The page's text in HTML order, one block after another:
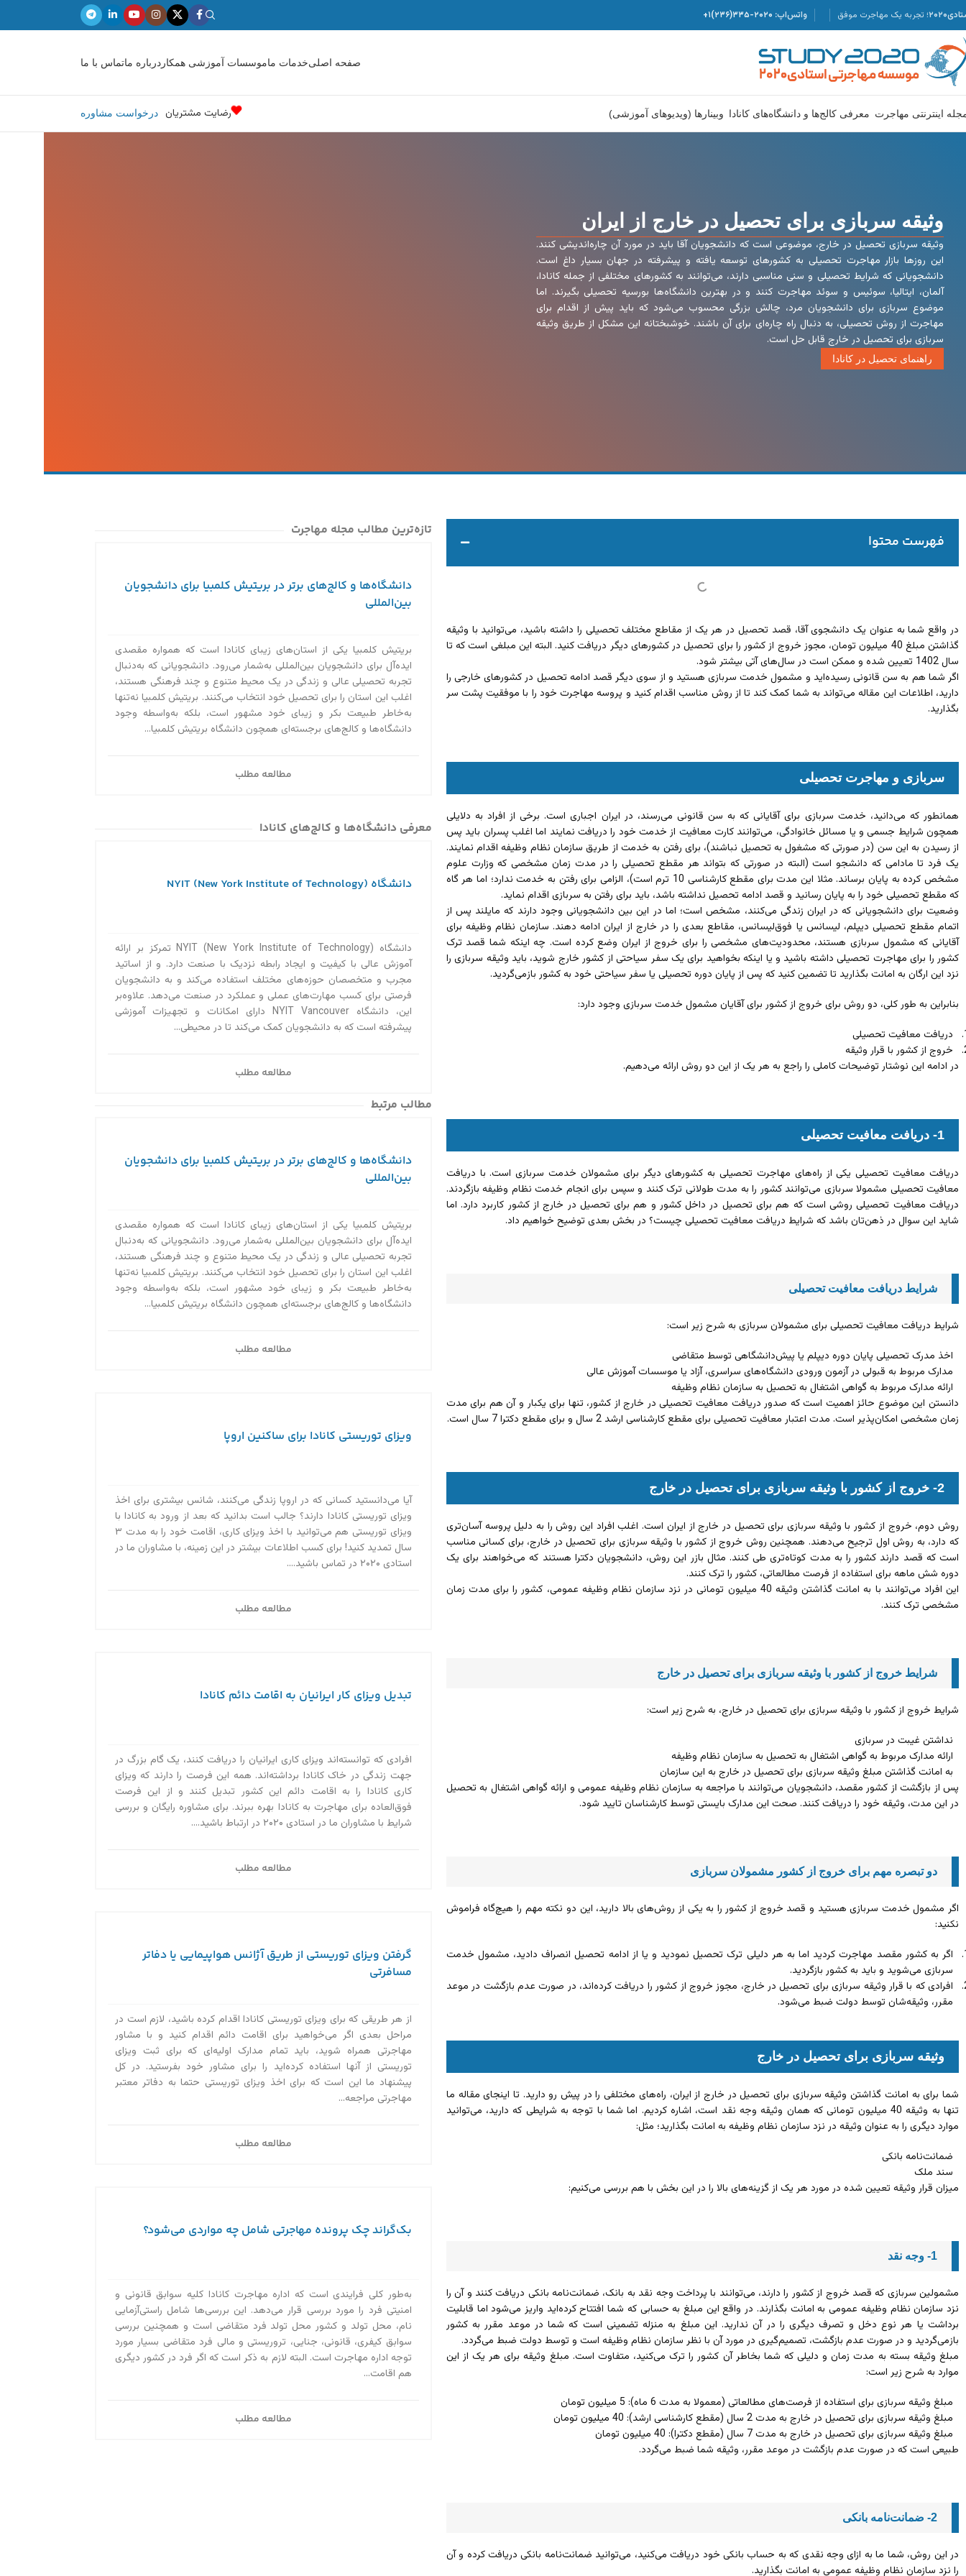
تجربه یک مهاجرت موفق واتس‌اپ: ۲۰۲۰-۳۳۵(۲۳۶)۱+
صفحه اصلیخدمات ماموسسات آموزشی همکار درباره ماتماس با ما
اینترنتی مهاجرت معرفی کالج‌ها و دانشگاه‌های کانادا وبینارها (ویدیوهای آموزشی) رضایت مشتریان درخواست مشاوره
وثیقه سربازی برای تحصیل در خارج از ایران
وثیقه سربازی تحصیل در خارج، موضوعی است که دانشجویان آقا باید در مورد آن چاره‌اندیشی کنند.
این روزها بازار مهاجرت تحصیلی به کشورهای توسعه یافته و پیشرفته در جهان بسیار داغ است.
دانشجویانی که شرایط تحصیلی و سنی مناسبی دارند، می‌توانند به کشورهای مختلفی از جمله کانادا،
آلمان، ایتالیا، سوئیس و سوئد مهاجرت کنند و در بهترین دانشگاه‌ها بورسیه تحصیلی بگیرند. اما
موضوع سربازی برای دانشجویان مرد، چالش بزرگی محسوب می‌شود که باید پیش از اقدام برای
مهاجرت از روش تحصیلی، به دنبال راه چاره‌ای برای آن باشند. خوشبختانه این مشکل از طریق وثیقه
سربازی برای تحصیل در خارج قابل حل است.
راهنمای تحصیل در کانادا
فهرست محتوا
در واقع شما به عنوان یک دانشجوی آقا، قصد تحصیل در هر یک از مقاطع مختلف تحصیلی را داشته باشید، می‌توانید با وثیقه
گذاشتن مبلغ 40 میلیون تومان، مجوز خروج از کشور را برای تحصیل در کشورهای دیگر دریافت کنید. البته این مبلغی است که تا
سال 1402 تعیین شده و ممکن است در سال‌های آتی بیشتر شود.
اگر شما هم به سن قانونی رسیده‌اید و مشمول خدمت سربازی هستید و از سوی دیگر قصد ادامه تحصیل در کشورهای خارجی را
دارید، اطلاعات این مقاله می‌تواند به شما کمک کند تا از روش مناسب اقدام کنید و پروسه مهاجرت خود را با موفقیت پشت سر
بگذارید.
سربازی و مهاجرت تحصیلی
همانطور که می‌دانید، خدمت سربازی برای آقایانی که به سن قانونی می‌رسند، در ایران اجباری است. برخی از افراد به دلایلی
همچون شرایط جسمی و یا مسائل خانوادگی، می‌توانند کارت معافیت از خدمت خود را دریافت نمایند اما اغلب پسران باید پس
از رسیدن به این سن (در صورتی که مشغول به تحصیل نباشند)، برای رفتن به خدمت از طریق سازمان نظام وظیفه اقدام نمایند.
یک فرد تا مادامی که دانشجو است (البته در صورتی که بتواند هر مقطع تحصیلی را در مدت زمان مشخصی که وزارت علوم
مشخص کرده به پایان برساند. مثلا این مدت برای مقطع کارشناسی 10 ترم است)، الزامی برای رفتن به خدمت ندارد؛ اما هر گاه
که مقطع تحصیلی خود را به پایان رسانید و قصد ادامه تحصیل نداشته باشد، باید برای رفتن به سربازی اقدام نماید.
وضعیت برای دانشجویانی که در ایران زندگی می‌کنند، مشخص است؛ اما در این بین دانشجویانی وجود دارند که مایلند پس از
اتمام مقطع تحصیلی دیپلم، لیسانس یا فوق‌لیسانس، مقاطع بعدی را در خارج از ایران ادامه دهند. سازمان نظام وظیفه برای
آقایانی که مشمول سربازی هستند، محدودیت‌های مشخصی را برای خروج از ایران وضع کرده است. چه اینکه شما قصد ترک
کشور را برای مهاجرت تحصیلی داشته باشید و یا اینکه بخواهید برای یک سفر سیاحتی از کشور خارج شوید، باید وثیقه سربازی را
نزد این ارگان به امانت بگذارید تا تضمین کنید که پس از پایان دوره تحصیلی یا سفر سیاحتی خود به کشور باز‌می‌گردید.
بنابراین به طور کلی، دو روش برای خروج از کشور برای آقایان مشمول خدمت سربازی وجود دارد:
دریافت معافیت تحصیلی
خروج از کشور با قرار وثیقه
در ادامه این نوشتار توضیحات کاملی را راجع به هر یک از این دو روش ارائه می‌دهیم.
1- دریافت معافیت تحصیلی
دریافت معافیت تحصیلی یکی از راه‌های مهاجرت تحصیلی به کشورهای دیگر برای مشمولان خدمت سربازی است. با دریافت
معافیت تحصیلی مشمولا سربازی می‌توانند کشور را به مدت طولانی ترک کنند و سپس برای انجام خدمت نظام وظیفه بازگردند.
دریافت معافیت تحصیلی روشی است که هم برای تحصیل در داخل کشور و هم برای تحصیل در خارج از کشور کاربرد دارد. اما
شاید این سوال در ذهن‌تان باشد که شرایط دریافت معافیت تحصیلی چیست؟ در بخش بعدی توضیح خواهیم داد.
شرایط دریافت معافیت تحصیلی
شرایط دریافت معافیت تحصیلی برای مشمولان سربازی به شرح زیر است:
اخذ مدرک تحصیلی پایان دوره دیپلم یا پیش‌دانشگاهی توسط متقاضی
مدارک مربوط به قبولی در آزمون ورودی دانشگاه‌های سراسری، آزاد یا موسسات آموزش عالی
ارائه مدارک مربوط به گواهی اشتغال به تحصیل به سازمان نظام وظیفه
دانستن این موضوع حائز اهمیت است که صدور دریافت معافیت تحصیلی در خارج از کشور، تنها برای یکبار و آن هم برای مدت
زمان مشخصی امکان‌پذیر است. مدت اعتبار معافیت تحصیلی برای مقطع کارشناسی ارشد 2 سال و برای مقطع دکترا 7 سال است.
2- خروج از کشور با وثیقه سربازی برای تحصیل در خارج
روش دوم، خروج از کشور با وثیقه سربازی برای تحصیل در خارج از ایران است. اغلب افراد این روش را به دلیل پروسه آسان‌تری
که دارد، به روش اول ترجیح می‌دهند. همچنین روش خروج از کشور با وثیقه سربازی برای تحصیل در خارج، برای کسانی مناسب
است که قصد دارند کشور را به مدت کوتاه‌تری طی کنند. مثال بازر این روش، دانشجویان دکترا هستند که می‌خواهند برای یک
دوره شش ماهه برای استفاده از فرصت مطالعاتی، کشور را ترک کنند.
این افراد می‌توانند با به امانت گذاشتن وثیقه 40 میلیون تومانی در نزد سازمان نظام وظیفه عمومی، کشور را برای مدت زمان
مشخصی ترک کنند.
شرایط خروج از کشور با وثیقه سربازی برای تحصیل در خارج
شرایط خروج از کشور با وثیقه سربازی برای تحصیل در خارج، به شرح زیر است:
نداشتن غیبت در سربازی
ارائه مدارک مربوط به گواهی اشتغال به تحصیل به سازمان نظام وظیفه
به امانت گذاشتن مبلغ وثیقه سربازی برای تحصیل در خارج به این سازمان
پس از بازگشت از کشور مقصد، دانشجویان می‌توانند با مراجعه به سازمان نظام وظیفه عمومی و ارائه گواهی اشتغال به تحصیل
در این مدت، وثیقه خود را دریافت کنند. صحت این مدارک بایستی توسط کارشناسان تایید شود.
دو تبصره مهم برای خروج از کشور مشمولان سربازی
اگر مشمول خدمت سربازی هستید و قصد خروج از کشور را به یکی از روش‌های بالا دارید، این دو نکته مهم را هیچ‌گاه فراموش
نکنید:
اگر به کشور مقصد مهاجرت کردید اما به هر دلیلی ترک تحصیل نمودید و یا از ادامه تحصیل انصراف دادید، مشمول خدمت
سربازی می‌شوید و باید به کشور بازگردید.
افرادی که با قرار وثیقه سربازی برای تحصیل در خارج، مجوز خروج از کشور را دریافت کرده‌اند، در صورت عدم بازگشت در موعد
مقرر، وثیقه‌شان توسط دولت ضبط می‌شود.
وثیقه سربازی برای تحصیل در خارج
شما برای به امانت گذاشتن وثیقه سربازی برای تحصیل در خارج از ایران، راه‌های مختلفی را در پیش رو دارید. تا اینجای مقاله ما
تنها به وثیقه 40 میلیون تومانی که همان وثیقه وجه نقد است، اشاره کردیم. اما شما با توجه به شرایطی که دارید، می‌توانید
موارد دیگری را به عنوان وثیقه در نزد سازمان نظام وظیفه به امانت بگذارید؛ مثل:
ضمانت‌نامه بانکی
سند ملک
میزان قرار وثیقه تعیین شده در مورد هر یک از گزینه‌های بالا را در این بخش با هم بررسی می‌کنیم:
1- وجه نقد
مشمولین سربازی که قصد خروج از کشور را دارند، می‌توانند با پرداخت وجه نقد به بانک، ضمانت‌نامه بانکی دریافت کنند و آن را
نزد سازمان نظام وظیفه عمومی به امانت بگذارند. در واقع این مبلغ به حسابی که شما افتتاح کرده‌اید واریز می‌شود اما قابلیت
برداشت یا هر نوع دخل و تصرف دیگری را در آن ندارید. این مبلغ به منزله تضمینی است که شما در موعد مقرر به کشور
باز‌می‌گردید و در صورت عدم بازگشت، تصمیم‌گیری در مورد آن با نظر سازمان نظام وظیفه است و توسط دولت ضبط می‌گردد.
مبلغ وثیقه بسته به مدت زمان و دلیلی که شما بخاطر آن کشور را ترک می‌کنید، متفاوت است. مبلغ وثیقه برای هر یک از این
موارد به شرح زیر است:
مبلغ وثیقه سربازی برای استفاده از فرصت‌های مطالعاتی (معمولا به مدت 6 ماه): 5 میلیون تومان
مبلغ وثیقه سربازی برای تحصیل در خارج به مدت 2 سال (مقطع کارشناسی ارشد): 40 میلیون تومان
مبلغ وثیقه سربازی برای تحصیل در خارج به مدت 7 سال (مقطع دکترا): 40 میلیون تومان
طبیعی است که در صورت عدم بازگشت در موعد مقرر، وثیقه شما ضبط می‌گردد.
2- ضمانت‌نامه بانکی
در این روش، شما ما به ازای وجه نقدی که به حساب بانکی خود دریافت می‌کنید، می‌توانید ضمانت‌نامه بانکی دریافت کرده و آن
را نزد سازمان نظام وظیفه عمومی به امانت بگذارید.
تازه‌ترین مطالب مجله مهاجرت
دانشگاه‌ها و کالج‌های برتر در بریتیش کلمبیا برای دانشجویان
بین‌المللی
بریتیش کلمبیا یکی از استان‌های زیبای کانادا است که همواره مقصدی
ایده‌آل برای دانشجویان بین‌المللی به‌‌شمار می‌رود. دانشجویانی که به‌دنبال
تجربه تحصیلی عالی و زندگی در یک محیط متنوع و چند فرهنگی هستند،
اغلب این استان را برای تحصیل خود انتخاب می‌کنند. بریتیش کلمبیا نه‌تنها
به‌خاطر طبیعت بکر و زیبای خود مشهور است، بلکه به‌واسطه وجود
دانشگاه‌ها و کالج‌های برجسته‌ای همچون دانشگاه بریتیش کلمبیا...
مطالعه مطلب
معرفی دانشگاه‌ها و کالج‌های کانادا
دانشگاه (NYIT (New York Institute of Technology
دانشگاه (NYIT (New York Institute of Technology تمرکز بر ارائه
آموزش عالی با کیفیت و ایجاد رابطه نزدیک با صنعت دارد. و از اساتید
مجرب و متخصصان حوزه‌های مختلف استفاده می‌کند و به دانشجویان
فرصتی برای کسب مهارت‌های عملی و عملکرد در صنعت می‌دهد. علاوه‌بر
این، دانشگاه NYIT Vancouver دارای امکانات و تجهیزات آموزشی
پیشرفته است که به دانشجویان کمک می‌کند تا در محیطی...
مطالعه مطلب
مطالب مرتبط
دانشگاه‌ها و کالج‌های برتر در بریتیش کلمبیا برای دانشجویان
بین‌المللی
بریتیش کلمبیا یکی از استان‌های زیبای کانادا است که همواره مقصدی
ایده‌آل برای دانشجویان بین‌المللی به‌‌شمار می‌رود. دانشجویانی که به‌دنبال
تجربه تحصیلی عالی و زندگی در یک محیط متنوع و چند فرهنگی هستند،
اغلب این استان را برای تحصیل خود انتخاب می‌کنند. بریتیش کلمبیا نه‌تنها
به‌خاطر طبیعت بکر و زیبای خود مشهور است، بلکه به‌واسطه وجود
دانشگاه‌ها و کالج‌های برجسته‌ای همچون دانشگاه بریتیش کلمبیا...
مطالعه مطلب
ویزای توریستی کانادا برای ساکنین اروپا
آیا می‌دانستید کسانی که در اروپا زندگی می‌کنند، شانس بیشتری برای اخذ
ویزای توریستی کانادا دارند؟ جالب است بدانید که بعد از ورود به کانادا با
ویزای توریستی هم می‌توانید با اخذ ویزای کاری، اقامت خود را به مدت ۳
سال تمدید کنید! برای کسب اطلاعات بیشتر در این زمینه، با مشاوران ما در
استادی ۲۰۲۰ در تماس باشید....
مطالعه مطلب
تبدیل ویزای کار ایرانیان به اقامت دائم کانادا
افرادی که توانسته‌اند ویزای کاری ایرانیان را دریافت کنند، یک گام بزرگ در
جهت زندگی در خاک کانادا برداشته‌اند. همه این فرصت را دارند که ویزای
کاری کانادا را به اقامت دائم این کشور تبدیل کنند و از این فرصت
فوق‌العاده برای مهاجرت به کانادا بهره ببرند. برای مشاوره رایگان و بررسی
شرایط با مشاوران ما در استادی ۲۰۲۰ در ارتباط باشید....
مطالعه مطلب
گرفتن ویزای توریستی از طریق آژانس هواپیمایی یا دفاتر
مسافرتی
از هر طریقی که برای ویزای توریستی کانادا اقدام کرده باشید، لازم است در
مراحل بعدی اگر می‌خواهید برای اقامت دائم اقدام کنید و با مشاور
مهاجرتی همراه شوید، باید تمام مدارک اولیه‌ای که برای ثبت ویزای
توریستی از آنها استفاده کرده‌اید را برای مشاور خود بفرستید. در کل
پیشنهاد ما این است که برای اخذ ویزای توریستی حتما به دفاتر معتبر
مهاجرتی مراجعه...
مطالعه مطلب
بک‌گراند چک پرونده مهاجرتی شامل چه مواردی می‌شود؟
به‌طور کلی فرایندی است که اداره مهاجرت کانادا کلیه سوابق قانونی و
امنیتی فرد را مورد بررسی قرار می‌دهد. این بررسی‌ها شامل راستی‌آزمایی
نام، محل تولد و کشور محل تولد فرد متقاضی است و همچنین بررسی
سوابق کیفری، قانونی، جنایی، تروریستی و مالی فرد متقاضی بسیار مورد
توجه اداره مهاجرت است. البته لازم به ذکر است که اگر فرد در کشور دیگری
هم اقامت...
مطالعه مطلب